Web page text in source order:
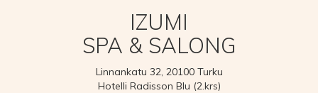
IZUMI
SPA & SALONG
Linnankatu 32, 20100 Turku
Hotelli Radisson Blu (2.krs)